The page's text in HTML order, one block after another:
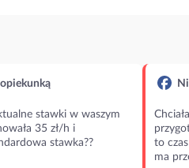
stawki w waszym
35 zł/h i
stawka??
to
ma